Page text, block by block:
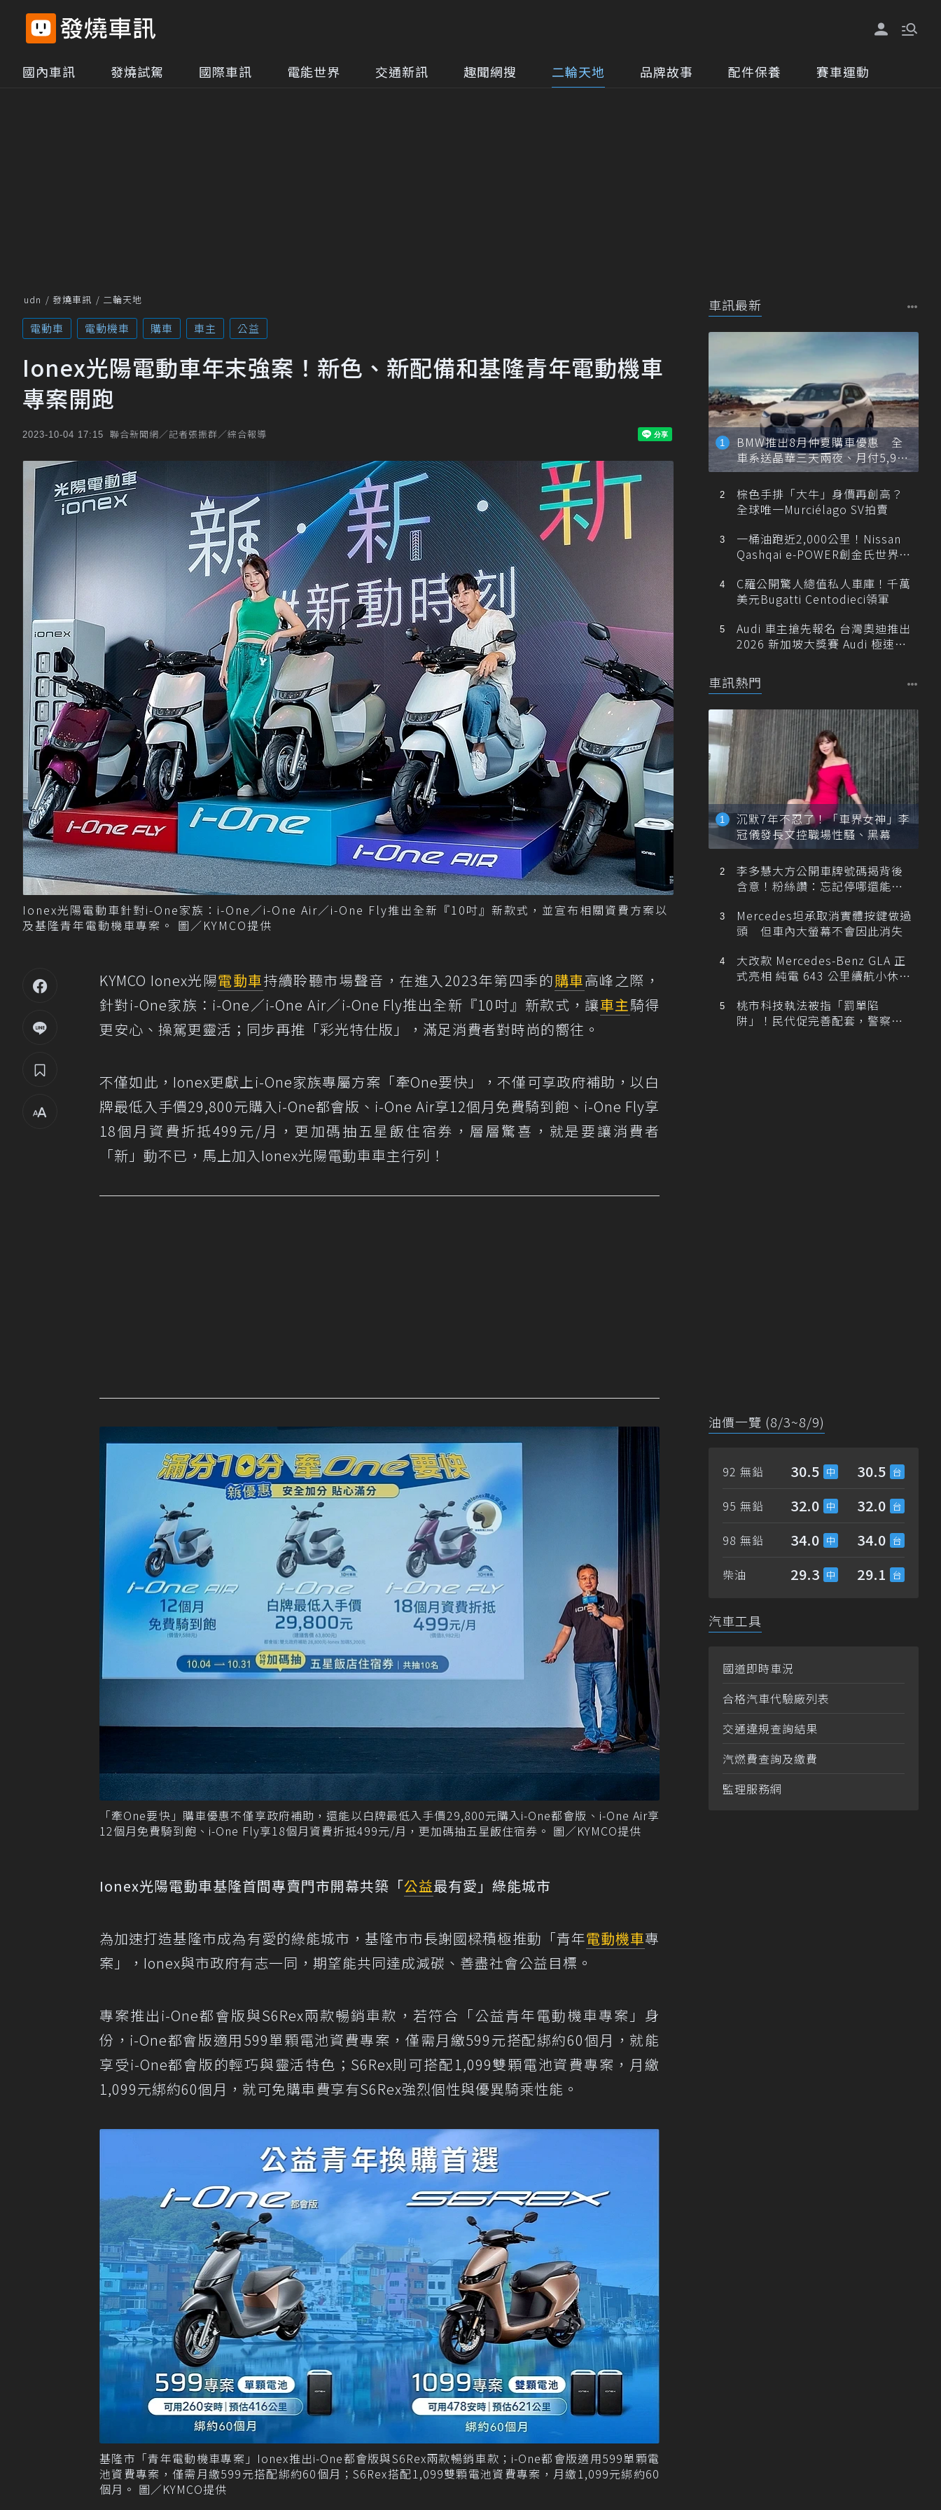
國內車訊 發燒試駕 國際車訊 電能世界 交通新訊 趣聞網搜 二輪天地 品牌故事 配件保養 賽車運動
udn 發燒車訊 二輪天地
電動車 電動機車 購車 車主 公益
Ionex光陽電動車年末強案！新色、新配備和基隆青年電動機車
專案開跑
2023-10-04 17:15 聯合新聞網／記者張振群／綜合報導
Ionex光陽電動車針對i-One家族：i-One／i-One Air／i-One Fly推出全新『10吋』新款式，並宣布相關資費方案以
及基隆青年電動機車專案。 圖／KYMCO提供
KYMCO Ionex光陽電動車持續聆聽市場聲音，在進入2023年第四季的購車高峰之際，
針對i-One家族：i-One／i-One Air／i-One Fly推出全新『10吋』新款式，讓車主騎得
更安心、操駕更靈活；同步再推「彩光特仕版」，滿足消費者對時尚的嚮往。
不僅如此，Ionex更獻上i-One家族專屬方案「牽One要快」，不僅可享政府補助，以白
牌最低入手價29,800元購入i-One都會版、i-One Air享12個月免費騎到飽、i-One Fly享
18個月資費折抵499元/月，更加碼抽五星飯住宿券，層層驚喜，就是要讓消費者
「新」動不已，馬上加入Ionex光陽電動車車主行列！
「牽One要快」購車優惠不僅享政府補助，還能以白牌最低入手價29,800元購入i-One都會版、i-One Air享
12個月免費騎到飽、i-One Fly享18個月資費折抵499元/月，更加碼抽五星飯住宿券。 圖／KYMCO提供
Ionex光陽電動車基隆首間專賣門市開幕共築「公益最有愛」綠能城市
為加速打造基隆市成為有愛的綠能城市，基隆市市長謝國樑積極推動「青年電動機車專
案」，Ionex與市政府有志一同，期望能共同達成減碳、善盡社會公益目標。
專案推出i-One都會版與S6Rex兩款暢銷車款，若符合「公益青年電動機車專案」身
份，i-One都會版適用599單顆電池資費專案，僅需月繳599元搭配綁約60個月，就能
享受i-One都會版的輕巧與靈活特色；S6Rex則可搭配1,099雙顆電池資費專案，月繳
1,099元綁約60個月，就可免購車費享有S6Rex強烈個性與優異騎乘性能。
基隆市「青年電動機車專案」Ionex推出i-One都會版與S6Rex兩款暢銷車款；i-One都會版適用599單顆電
池資費專案，僅需月繳599元搭配綁約60個月；S6Rex搭配1,099雙顆電池資費專案，月繳1,099元綁約60
個月。 圖／KYMCO提供
車訊最新
BMW推出8月仲夏購車優惠 全
車系送晶華三天兩夜、月付5,900
元起
棕色手排「大牛」身價再創高？
全球唯一Murciélago SV拍賣
一桶油跑近2,000公里！Nissan
Qashqai e-POWER創金氏世界紀
C羅公開驚人總值私人車庫！千萬
美元Bugatti Centodieci領軍
Audi 車主搶先報名 台灣奧迪推出
2026 新加坡大獎賽 Audi 極速之
車訊熱門
沉默7年不忍了！「車界女神」李
冠儀發長文控職場性騷、黑幕
李多慧大方公開車牌號碼揭背後
含意！粉絲讚：忘記停哪還能幫
Mercedes坦承取消實體按鍵做過
頭 但車內大螢幕不會因此消失
大改款 Mercedes-Benz GLA 正
式亮相 純電 643 公里續航小休
桃市科技執法被指「罰單陷
阱」！民代促完善配套，警察局
油價一覽 (8/3~8/9)
92 無鉛 30.5 30.5
95 無鉛 32.0 32.0
98 無鉛 34.0 34.0
柴油 29.3 29.1
汽車工具
國道即時車況
合格汽車代驗廠列表
交通違規查詢結果
汽燃費查詢及繳費
監理服務網